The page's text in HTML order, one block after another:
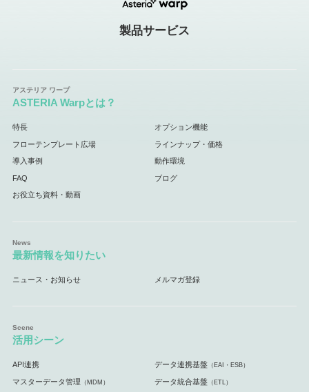
製品サービス
ASTERIA Warpとは？
特長 オプション機能
フローテンプレート広場 ラインナップ・価格
導入事例 動作環境
FAQ ブログ
お役立ち資料・動画
最新情報を知りたい
ニュース・お知らせ メルマガ登録
活用シーン
API連携 データ連携基盤 （EAI・ESB）
マスターデータ管理 （MDM） データ統合基盤 （ETL）